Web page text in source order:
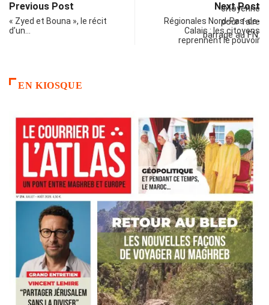
Previous Post
« Zyed et Bouna », le récit
d’un…
Next Post
Régionales Nord-Pas-de-
Calais : les citoyens
reprennent le pouvoir
EN KIOSQUE